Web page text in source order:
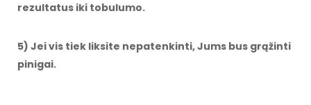
rezultatus iki tobulumo.
5) Jei vis tiek liksite nepatenkinti, Jums bus grąžinti
pinigai.